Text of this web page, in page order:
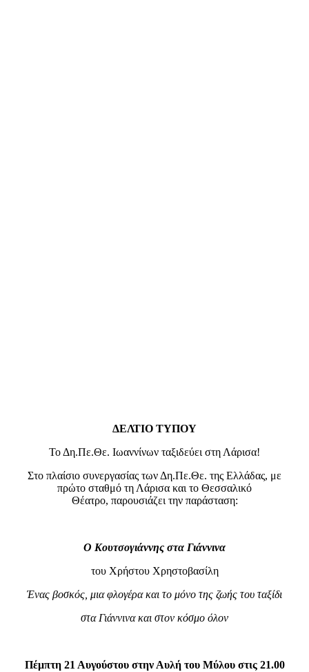
ΔΕΛΤΙΟ ΤΥΠΟΥ
Το Δη.Πε.Θε. Ιωαννίνων ταξιδεύει στη Λάρισα!
Στο πλαίσιο συνεργασίας των Δη.Πε.Θε. της Ελλάδας, με
πρώτο σταθμό τη Λάρισα και το Θεσσαλικό
Θέατρο, παρουσιάζει την παράσταση:
Ο Κουτσογιάννης στα Γιάννινα
του Χρήστου Χρηστοβασίλη
Ένας βοσκός, μια φλογέρα και το μόνο της ζωής του ταξίδι
στα Γιάννινα και στον κόσμο όλον
Πέμπτη 21 Αυγούστου στην Αυλή του Μύλου στις 21.00